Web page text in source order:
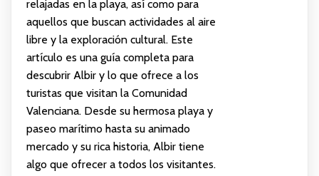
relajadas en la playa, así como para
aquellos que buscan actividades al aire
libre y la exploración cultural. Este
artículo es una guía completa para
descubrir Albir y lo que ofrece a los
turistas que visitan la Comunidad
Valenciana. Desde su hermosa playa y
paseo marítimo hasta su animado
mercado y su rica historia, Albir tiene
algo que ofrecer a todos los visitantes.